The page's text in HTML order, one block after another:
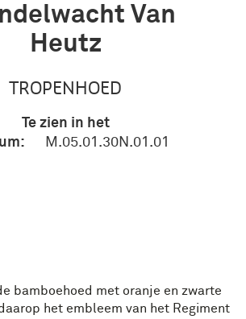
Van
Heutz
TROPENHOED
Te zien in het
M.05.01.30N.01.01
bamboehoed met oranje en zwarte
het embleem van het Regiment